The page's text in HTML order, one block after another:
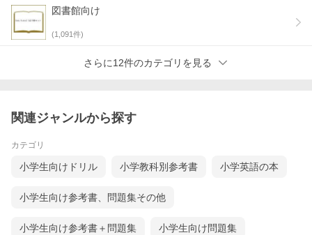
図書館向け
(1,091件)
さらに12件のカテゴリを見る
関連ジャンルから探す
カテゴリ
小学生向けドリル 小学教科別参考書 小学英語の本
小学生向け参考書、問題集その他
小学生向け参考書＋問題集 小学生向け問題集